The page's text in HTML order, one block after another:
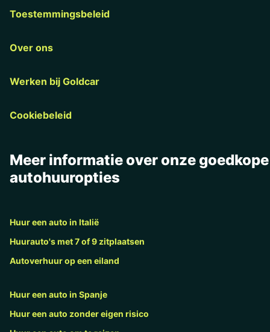
Toestemmingsbeleid
Over ons
Werken bij Goldcar
Cookiebeleid
Meer informatie over onze goedkope
autohuuropties
Huur een auto in Italië
Huurauto's met 7 of 9 zitplaatsen
Autoverhuur op een eiland
Huur een auto in Spanje
Huur een auto zonder eigen risico